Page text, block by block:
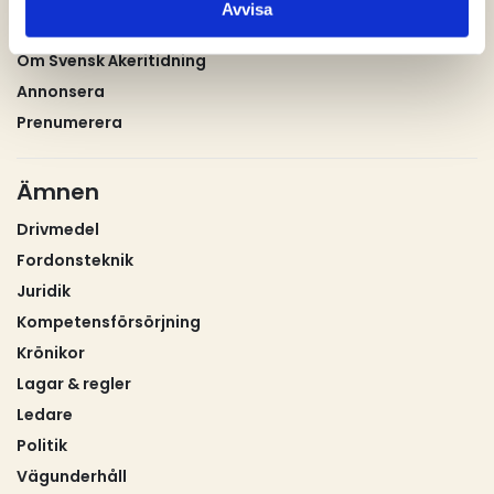
Avvisa
Om Svensk Åkeritidning
Annonsera
Prenumerera
Ämnen
Drivmedel
Fordonsteknik
Juridik
Kompetensförsörjning
Krönikor
Lagar & regler
Ledare
Politik
Vägunderhåll